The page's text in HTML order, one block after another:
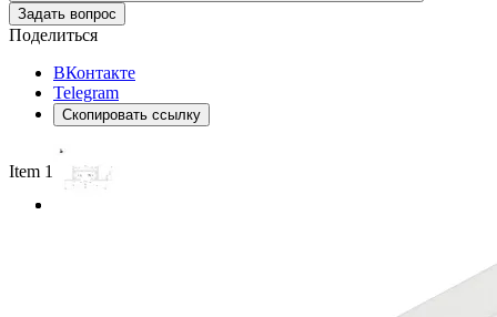
Задать вопрос
Поделиться
ВКонтакте
Telegram
Скопировать ссылку
Item 1 of 2